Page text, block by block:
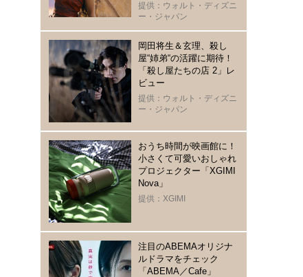
提供：ウォルト・ディズニ
ー・ジャパン
岡田将生＆玄理、殺し
屋“姉弟“の活躍に期待！
「殺し屋たちの店 2」レ
ビュー
提供：ウォルト・ディズニ
ー・ジャパン
おうち時間が映画館に！
小さくて可愛いおしゃれ
プロジェクター「XGIMI
Nova」
提供：XGIMI
注目のABEMAオリジナ
ルドラマをチェック
「ABEMA／Cafe」